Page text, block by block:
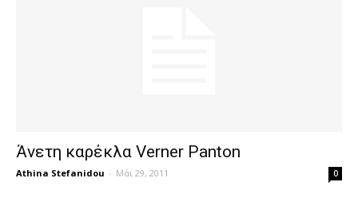
Άνετη καρέκλα Verner Panton
Athina Stefanidou - Μάι 29, 2011 0